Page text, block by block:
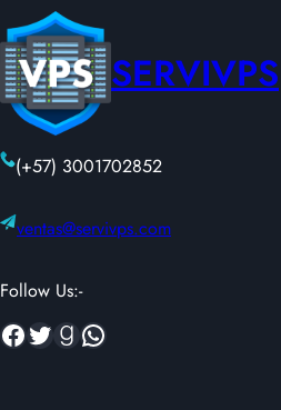
SERVIVPS
(+57) 3001702852
ventas@servivps.com
Follow Us:-
Facebook Twitter Goodreads WhatsApp